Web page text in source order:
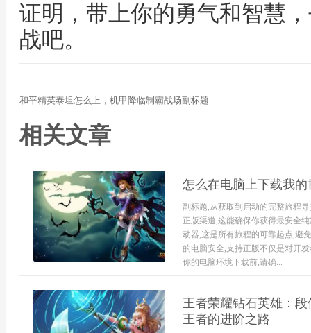
证明，带上你的勇气和智慧
战吧。
和平精英泰坦怎么上，机甲降临制霸战场副标题
相关文章
怎么在电脑上下载我
副标题,从获取到启动的完整旅程
正版渠道,这能确保你获得最安全
动器,这是所有旅程的可靠起点,避
的电脑安全,支持正版不仅是对开
你的电脑环境下载前,请确...
王者荣耀钻石英雄：
王者的进阶之路